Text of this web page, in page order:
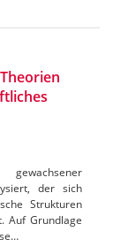
der sich
Strukturen
Auf Grundlage